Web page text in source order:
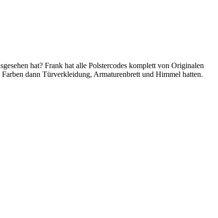
hat? Frank hat alle Polstercodes komplett von Originalen
dann Türverkleidung, Armaturenbrett und Himmel hatten.